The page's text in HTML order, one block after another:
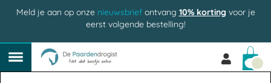
Meld je aan op onze nieuwsbriefontvang 10% korting voor je
eerst volgende bestelling!